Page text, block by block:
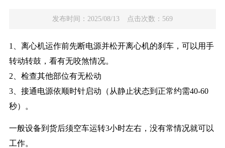
发布时间：2025/08/13 点击次数：569
1、离心机运作前先断电源并松开离心机的刹车，可以用手
转动转鼓，看有无咬煞情况。
2、检查其他部位有无松动
3、接通电源依顺时针启动（从静止状态到正常约需40-60
秒）。
一般设备到货后须空车运转3小时左右，没有常情况就可以
工作。